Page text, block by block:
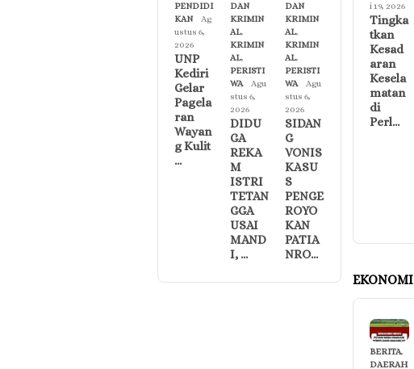
PENDIDI
KAN
Ag
ustus 6,
2026
UNP
Kediri
Gelar
Pagela
ran
Wayan
g Kulit
…
DAN
KRIMIN
AL,
KRIMIN
AL,
PERISTI
WA
Agu
stus 6,
2026
DIDU
GA
REKA
M
ISTRI
TETAN
GGA
USAI
MAND
I, …
DAN
KRIMIN
AL,
KRIMIN
AL,
PERISTI
WA
Agu
stus 6,
2026
SIDAN
G
VONIS
KASU
S
PENGE
ROYO
KAN
PATIA
NRO…
i 19, 2026
Tingka
tkan
Kesad
aran
Kesela
matan
di
Perl…
EKONOMI
BERITA,
DAERAH